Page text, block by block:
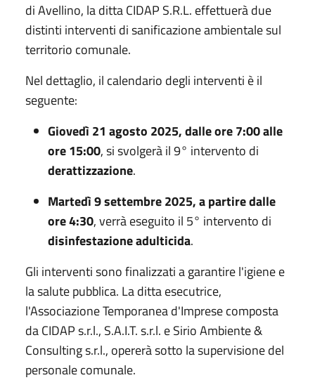
di Avellino, la ditta CIDAP S.R.L. effettuerà due
distinti interventi di sanificazione ambientale sul
territorio comunale.
Nel dettaglio, il calendario degli interventi è il
seguente:
Giovedì 21 agosto 2025, dalle ore 7:00 alle
ore 15:00, si svolgerà il 9° intervento di
derattizzazione.
Martedì 9 settembre 2025, a partire dalle
ore 4:30, verrà eseguito il 5° intervento di
disinfestazione adulticida.
Gli interventi sono finalizzati a garantire l'igiene e
la salute pubblica. La ditta esecutrice,
l'Associazione Temporanea d'Imprese composta
da CIDAP s.r.l., S.A.I.T. s.r.l. e Sirio Ambiente &
Consulting s.r.l., opererà sotto la supervisione del
personale comunale.